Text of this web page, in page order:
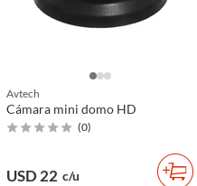
Avtech
Cámara mini domo HD
(0)
USD 22 c/u